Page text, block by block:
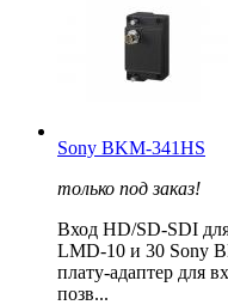
Sony BKM-341HS
только под заказ!
Вход HD/SD-SDI
LMD-10 и 30 Sony
плату-адаптер для
позв...